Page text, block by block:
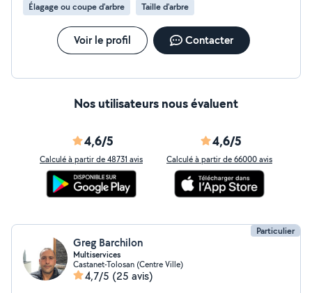
Élagage ou coupe d'arbre Taille d'arbre
Voir le profil Contacter
Nos utilisateurs nous évaluent
4,6/5
Calculé à partir de 48731 avis
4,6/5
Calculé à partir de 66000 avis
Particulier
Greg Barchilon
Multiservices
Castanet-Tolosan (Centre Ville)
4,7/5 (25 avis)